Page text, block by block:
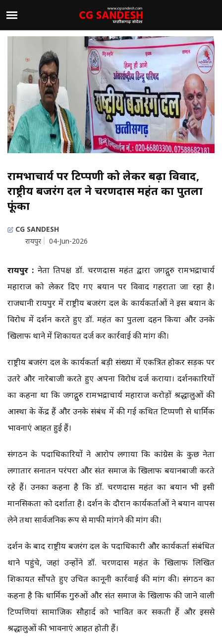
रामभद्राचार्य पर टिप्पणी को लेकर बढ़ा विवाद,
राष्ट्रीय बजरंग दल ने चरणदास महंत का पुतला
फूंका
CG SANDESH
रायपुर
04-Jun-2026
रायपुर : नेता प्रतिपक्ष डॉ. चरणदास महंत द्वारा जगद्गुरु रामभद्राचार्य
महाराज को लेकर दिए गए बयान पर विवाद गहराता जा रहा है।
राजधानी रायपुर में राष्ट्रीय बजरंग दल के कार्यकर्ताओं ने इस बयान के
विरोध में प्रदर्शन करते हुए डॉ. महंत का पुतला दहन किया और उनके
खिलाफ थाने में शिकायत दर्ज कर कार्रवाई की मांग की।
राष्ट्रीय बजरंग दल के कार्यकर्ता बड़ी संख्या में एकत्रित होकर सड़क पर
उतरे और नारेबाजी करते हुए अपना विरोध दर्ज कराया। प्रदर्शनकारियों
का कहना था कि जगद्गुरु रामभद्राचार्य महाराज करोड़ों श्रद्धालुओं की
आस्था के केंद्र हैं और उनके संबंध में की गई कथित टिप्पणी से धार्मिक
भावनाएं आहत हुई हैं।
संगठन के पदाधिकारियों ने आरोप लगाया कि कांग्रेस के कुछ नेता
लगातार सनातन परंपरा और संत समाज के खिलाफ बयानबाजी करते
रहे हैं। उनका कहना है कि डॉ. चरणदास महंत का बयान भी इसी
मानसिकता को दर्शाता है। प्रदर्शन के दौरान कार्यकर्ताओं ने बयान वापस
लेने तथा सार्वजनिक रूप से माफी मांगने की मांग की।
प्रदर्शन के बाद राष्ट्रीय बजरंग दल के पदाधिकारी और कार्यकर्ता संबंधित
थाने पहुंचे, जहां उन्होंने डॉ. चरणदास महंत के खिलाफ लिखित
शिकायत सौंपते हुए उचित कानूनी कार्रवाई की मांग की। संगठन का
कहना है कि धार्मिक गुरुओं और संत समाज के खिलाफ की जाने वाली
टिप्पणियां सामाजिक सौहार्द को प्रभावित कर सकती हैं और इससे
श्रद्धालुओं की भावनाएं आहत होती हैं।